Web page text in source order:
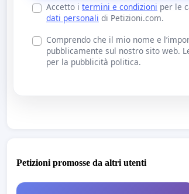
Accetto i termini e condizioni per le
dati personali di Petizioni.com.
Comprendo che il mio nome e
pubblicamente sul nostro sito web.
per la pubblicità politica.
Petizioni promosse da altri utenti